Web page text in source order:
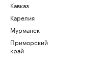
Кавказ
Карелия
Мурманск
Приморский
край